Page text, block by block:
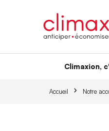
Climaxion,
Accueil Notre